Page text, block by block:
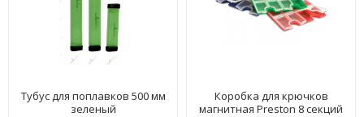
Тубус для поплавков 500 мм
зеленый
Коробка для крючков
магнитная Preston 8 секций